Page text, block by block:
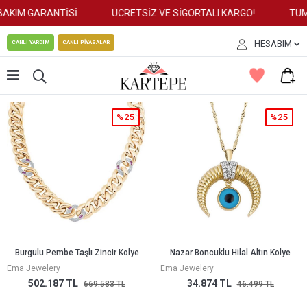
GARANTİSİ ÜCRETSİZ VE SİGORTALI KARGO! TÜM
CANLI YARDIM CANLI PİYASALAR HESABIM
Burgulu Pembe Taşlı Zincir Kolye
Ema Jewelery
502.187 TL 669.583 TL
%25
Nazar Boncuklu Hilal Altın Kolye
Ema Jewelery
34.874 TL 46.499 TL
%25